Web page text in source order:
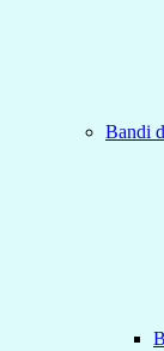
Bandi